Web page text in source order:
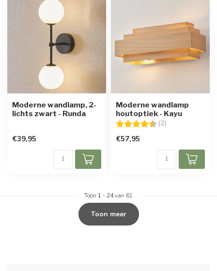
Moderne wandlamp, 2-
lichts zwart - Runda
€39,95
Moderne wandlamp
houtoptiek - Kayu
Beoordeling: (2)
€57,95
Toon 1 - 24van 61
Toon meer